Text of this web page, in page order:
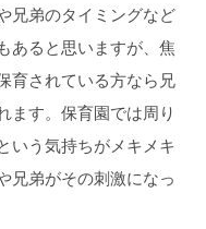
兄弟のタイミングなど
あると思いますが、焦
育されている方なら兄
ます。保育園では周り
いう気持ちがメキメキ
兄弟がその刺激になっ